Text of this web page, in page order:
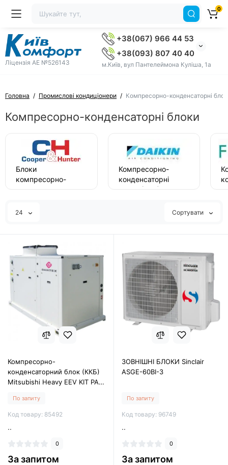
Ліцензія AE №526143
+38(067) 966 44 53
+38(093) 807 40 40
м.Київ, вул Пантелеймона Куліша, 1а
0
Головна Промислові кондиціонери Компресорно-конденсаторні
Компресорно-конденсаторні блоки
Блоки
компресорно-
Cooper&Hunter
Компресорно-
конденсаторні
блоки (ККБ) Daikin
24 Сортувати
Компресорно-
конденсаторний блок (ККБ)
Mitsubishi Heavy EEV KIT PAC
По запиту
Код товару: 85492
..
0
За запитом
ЗОВНІШНІ БЛОКИ Sinclair
ASGE-60BI-3
По запиту
Код товару: 96749
..
0
За запитом